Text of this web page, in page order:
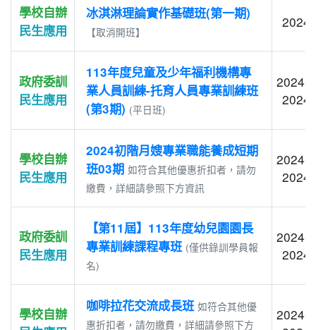
學校自辦
民生應用
冰淇淋理論實作基礎班(第一期)
【取消開班】
政府委訓
民生應用
113年度兒童及少年福利機構專
業人員訓練-托育人員專業訓練班
(第3期) (平日班)
2024-
學校自辦
民生應用
2024初階月嫂專業職能養成短期
班03期 如符合其他優惠折扣者，請勿
繳費，詳細請參照下方資訊
2024-
政府委訓
民生應用
【第11屆】113年度幼兒園園長
專業訓練課程專班 (僅供錄訓學員報
名)
2024-
學校自辦
咖啡拉花交流成長班 如符合其他優
惠折扣者，請勿繳費，詳細請參照下方
2024-